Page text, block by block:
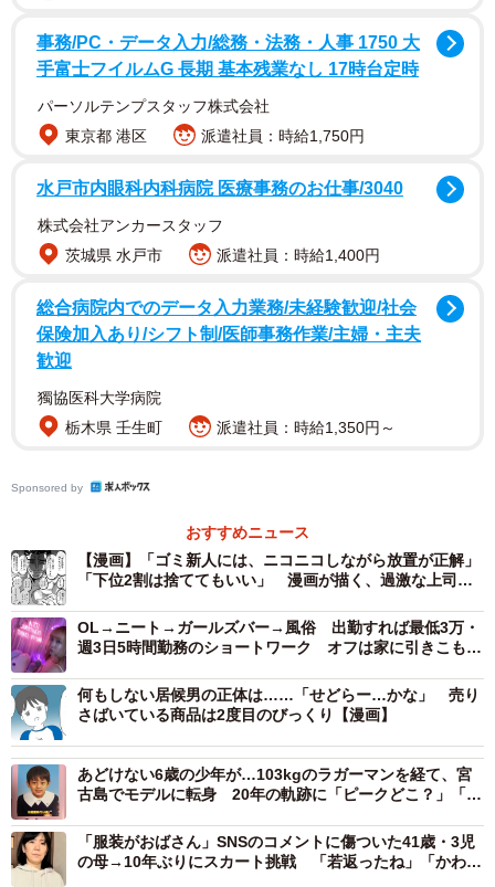
職場での結婚祝いや出産祝いの“徴収”は、「喜んでもらえた
です。しかも自身とあまり関係のない人への支払いだと、
正直モヤモヤが残ってしまうでしょう。このモヤモヤとし
カウンセラーのノーム（荒木信雄）さんに話を聞きまし
た。
断れないお祝い金文化でも、“受け止め方”で心の
ー職場のお祝い金文化にはどんな課題があるとお考えです
か。
ダイバーシティが進む昨今は、多様な価値観に配慮する時
代になっています。結婚を選ばない方や、公表したくない
事情を抱える方も少なくありません。お祝いしたい気持ち
はあっても、クラシックな価値観を押し付けることで、本
人の中に不平等感や劣等感が蓄積し、人間関係の歪みにつ
ながることも大いに考えられます。
ーあまり親しくない人へのお祝い金で“モヤモヤ”が生じる心
事務/PC・データ入力/総務・法務・人事 1750 大
手富士フイルムG 長期 基本残業なし 17時台定時
パーソルテンプスタッフ株式会社
東京都 港区
派遣社員：時給1,750円
水戸市内眼科内科病院 医療事務のお仕事/3040
株式会社アンカースタッフ
茨城県 水戸市
派遣社員：時給1,400円
総合病院内でのデータ入力業務/未経験歓迎/社会
保険加入あり/シフト制/医師事務作業/主婦・主夫
歓迎
獨協医科大学病院
栃木県 壬生町
派遣社員：時給1,350円～
Sponsored by
おすすめニュース
【漫画】「ゴミ新人には、ニコニコしながら放置が正解」
「下位2割は捨ててもいい」 漫画が描く、過激な上司
OL→ニート→ガールズバー→風俗 出勤すれば最低3万・
週3日5時間勤務のショートワーク オフは家に引きこもり
取材】
何もしない居候男の正体は……「せどらー…かな」 売り
さばいている商品は2度目のびっくり【漫画】
あどけない6歳の少年が…103kgのラガーマンを経て、宮
古島でモデルに転身 20年の軌跡に「ピークどこ？」「ず
「服装がおばさん」SNSのコメントに傷ついた41歳・3児
の母→10年ぶりにスカート挑戦 「若返ったね」「かわい